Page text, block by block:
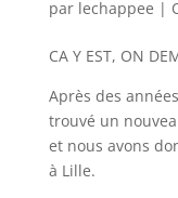
par lechappee |
CA Y EST, ON
Après des
trouvé un
et nous avons
à Lille.